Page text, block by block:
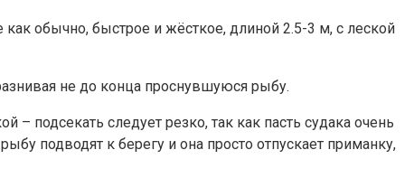
обычно, быстрое и жёсткое, длиной 2.5-3 м, с леской
не до конца проснувшуюся рыбу.
подсекать следует резко, так как пасть судака очень
подводят к берегу и она просто отпускает приманку,